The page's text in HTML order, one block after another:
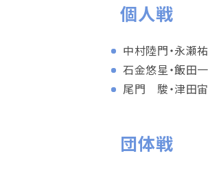
個人戦
中村陸門・永瀬
石金悠星・飯田
尾門 駿・津田
団体戦